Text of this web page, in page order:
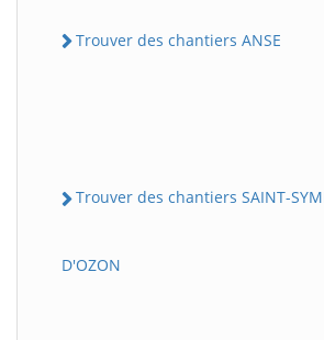
Trouver des chantiers ANSE
Trouver des chantiers SAINT-
D'OZON